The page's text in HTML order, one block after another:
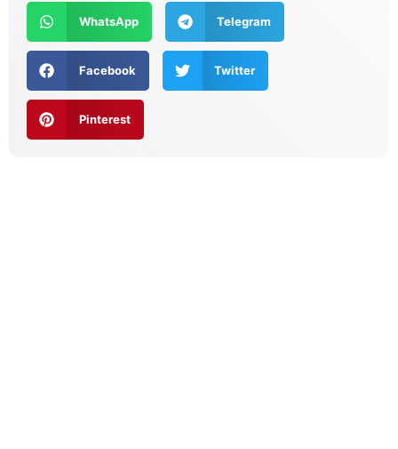
WhatsApp Telegram
Facebook Twitter
Pinterest